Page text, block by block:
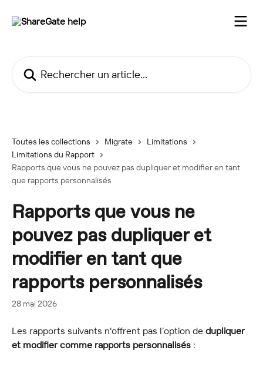
Toutes les collections Migrate
Limitations
Limitations du Rapport
Rapports que vous ne pouvez pas dupliquer et modifier en tant
que rapports personnalisés
Rapports que vous ne
pouvez pas dupliquer et
modifier en tant que
rapports personnalisés
28 mai 2026
Les rapports suivants n'offrent pas l’option de dupliquer
et modifier comme rapports personnalisés :